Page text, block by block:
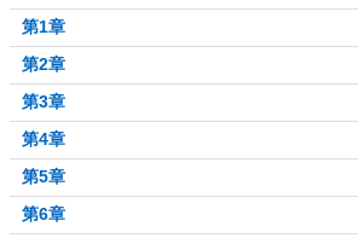
第1章
第2章
第3章
第4章
第5章
第6章